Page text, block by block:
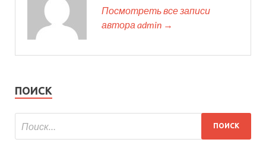
Посмотреть все записи
автора admin →
ПОИСК